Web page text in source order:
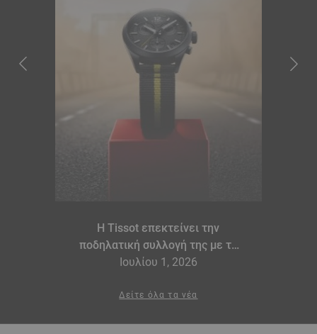
Η Tissot επεκτείνει την
ποδηλατική συλλογή της με τα
μοντέλα PR 100 Tour de France
Cycling Edition
Ιουλίου 1, 2026
Δείτε όλα τα νέα